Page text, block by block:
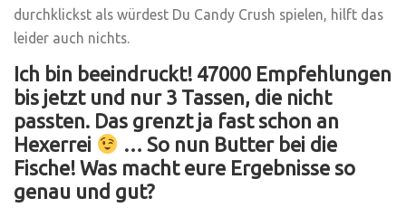
durchklickst als würdest Du Candy Crush spielen, hilft das
leider auch nichts.
Ich bin beeindruckt! 47000 Empfehlungen
bis jetzt und nur 3 Tassen, die nicht
passten. Das grenzt ja fast schon an
Hexerrei
… So nun Butter bei die
Fische! Was macht eure Ergebnisse so
genau und gut?